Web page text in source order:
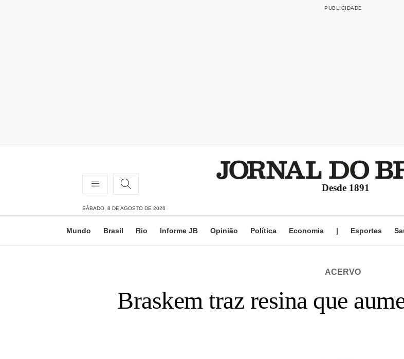
Desde 1891
SÁBADO, 8 DE AGOSTO DE 2026
Mundo Brasil Rio Informe JB Opinião Política Economia | Esportes
ACERVO
Braskem traz resina que